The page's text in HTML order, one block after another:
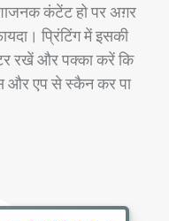
कंटेंट हो पर अग़र
प्रिंटिंग में इसकी
रखें और पक्का करें कि
और एप से स्कैन कर पा